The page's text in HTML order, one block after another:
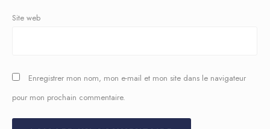
Site web
Enregistrer mon nom, mon e-mail et mon site dans le navigateur
pour mon prochain commentaire.